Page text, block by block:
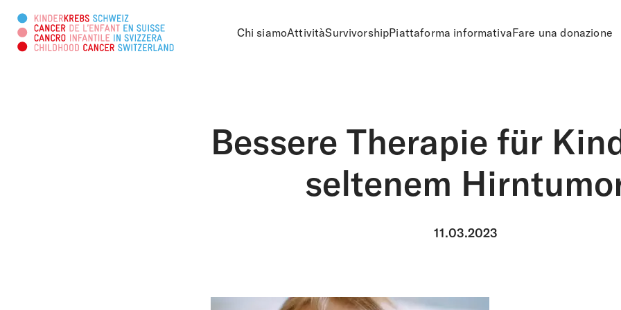
Chi siamoAttivitàSurvivorshipPiattaforma informativaFare una donazione
Cercare in questa pagina
Bessere Therapie für
seltenem
11.03.2023